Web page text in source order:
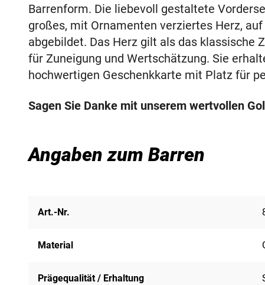
Barrenform. Die liebevoll gestaltete
großes, mit Ornamenten verziertes Herz,
abgebildet. Das Herz gilt als das klassische
für Zuneigung und Wertschätzung. Sie
hochwertigen Geschenkkarte mit Platz für
Sagen Sie Danke mit unserem wertvollen
Angaben zum Barren
Art.-Nr.
Material
Prägequalität / Erhaltung